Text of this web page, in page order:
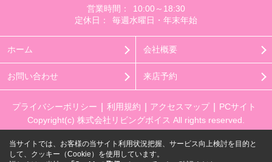
営業時間：
10:00～18:30
定休日：
毎週水曜日・年末年始
ホーム 会社概要
お問い合わせ 来店予約
プライバシーポリシー 利用規約 アクセスマップ
PCサイト
Copyright(c) 株式会社リビングボイス All rights reserved.
当サイトでは、お客様の当サイト利用状況把握、サービス向上検討を目的と
して、クッキー（Cookie）を使用しています。